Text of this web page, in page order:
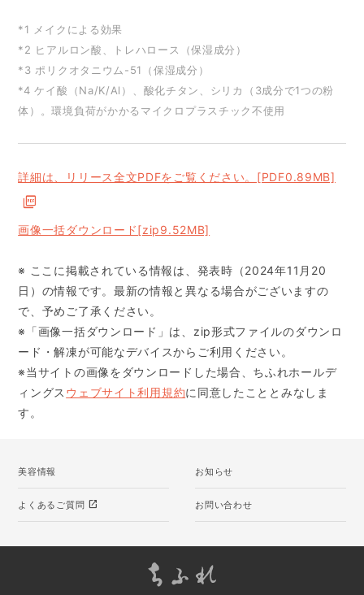
*1 メイクによる効果
*2 ヒアルロン酸、トレハロース（保湿成分）
*3 ポリクオタニウム-51（保湿成分）
*4 ケイ酸（Na/K/Al）、酸化チタン、シリカ（3成分で1つの粉
体）。環境負荷がかかるマイクロプラスチック不使用
詳細は、リリース全文PDFをご覧ください。[PDF0.89MB]
画像一括ダウンロード[zip9.52MB]
※ ここに掲載されている情報は、発表時（2024年11月20
日）の情報です。最新の情報と異なる場合がございますの
で、予めご了承ください。
※「画像一括ダウンロード」は、zip形式ファイルのダウンロ
ード・解凍が可能なデバイスからご利用ください。
※当サイトの画像をダウンロードした場合、ちふれホールデ
ィングス ウェブサイト利用規約に同意したこととみなしま
す。
美容情報 お知らせ
よくあるご質問 open_in_new お問い合わせ